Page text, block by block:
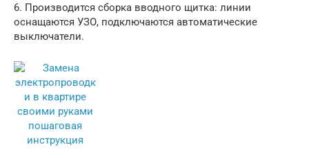
6. Производится сборка вводного щитка: линии
оснащаются УЗО, подключаются автоматические
выключатели.